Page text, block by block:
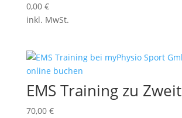
0,00 €
inkl. MwSt.
EMS Training zu Zweit
70,00 €